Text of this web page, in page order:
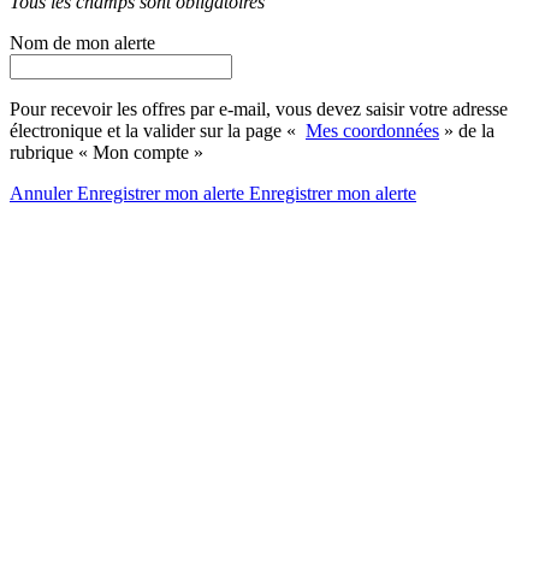
Nom de mon alerte
Pour recevoir les offres par e-mail, vous devez saisir votre adresse
électronique et la valider sur la page « Mes coordonnées » de la
rubrique « Mon compte »
AnnulerEnregistrer mon alerte Enregistrermon alerte